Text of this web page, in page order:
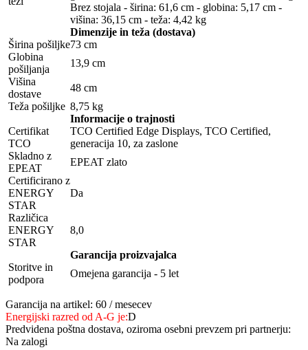
Brez stojala - širina: 61,6 cm - globina: 5,17 cm -
višina: 36,15 cm - teža: 4,42 kg
Dimenzije in teža (dostava)
Širina pošiljke73 cm
Globina
pošiljanja
13,9 cm
Višina
dostave
48 cm
Teža pošiljke 8,75 kg
Informacije o trajnosti
Certifikat
TCO
TCO Certified Edge Displays, TCO Certified,
generacija 10, za zaslone
Skladno z
EPEAT
EPEAT zlato
Certificirano z
ENERGY
STAR
Da
Različica
ENERGY
STAR
8,0
Garancija proizvajalca
Storitve in
podpora
Omejena garancija - 5 let
Garancija na artikel: 60 / mesecev
Energijski razred od A-G je:D
Predvidena poštna dostava, oziroma osebni prevzem pri partnerju:
Na zalogi